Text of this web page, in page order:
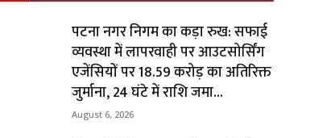
पटना नगर निगम का कड़ा रुख: सफाई
व्यवस्था में लापरवाही पर आउटसोर्सिंग
एजेंसियों पर ₹18.59 करोड़ का अतिरिक्त
जुर्माना, 24 घंटे में राशि जमा...
August 6, 2026